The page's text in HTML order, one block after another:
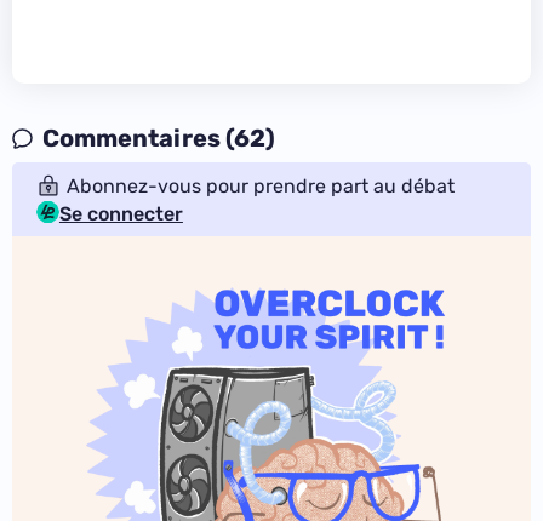
Commentaires (62)
Abonnez-vous pour prendre part au débat
Se connecter